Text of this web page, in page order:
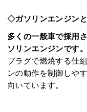
◇ガソリンエンジン
多くの一般車で採用
ソリンエンジンです。
プラグで燃焼する仕
ンの動作を制御しや
向いています。